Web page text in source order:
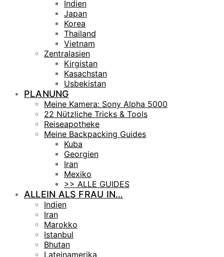
Indien
Japan
Korea
Thailand
Vietnam
Zentralasien
Kirgistan
Kasachstan
Usbekistan
PLANUNG
Meine Kamera: Sony Alpha 5000
22 Nützliche Tricks & Tools
Reiseapotheke
Meine Backpacking Guides
Kuba
Georgien
Iran
Mexiko
>> ALLE GUIDES
ALLEIN ALS FRAU IN…
Indien
Iran
Marokko
Istanbul
Bhutan
Lateinamerika